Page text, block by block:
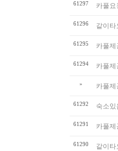
61297 카풀요
61296 같이타
61295 카풀제
61294 카풀제
» 카풀제
61292 숙소있
61291 카풀제
61290 같이타